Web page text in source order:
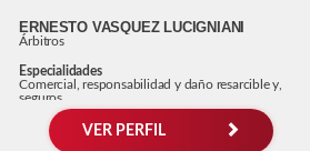
ERNESTO VASQUEZ LUCIGNIANI
Árbitros
Especialidades
Comercial, responsabilidad y daño resarcible y,
seguros
VER PERFIL